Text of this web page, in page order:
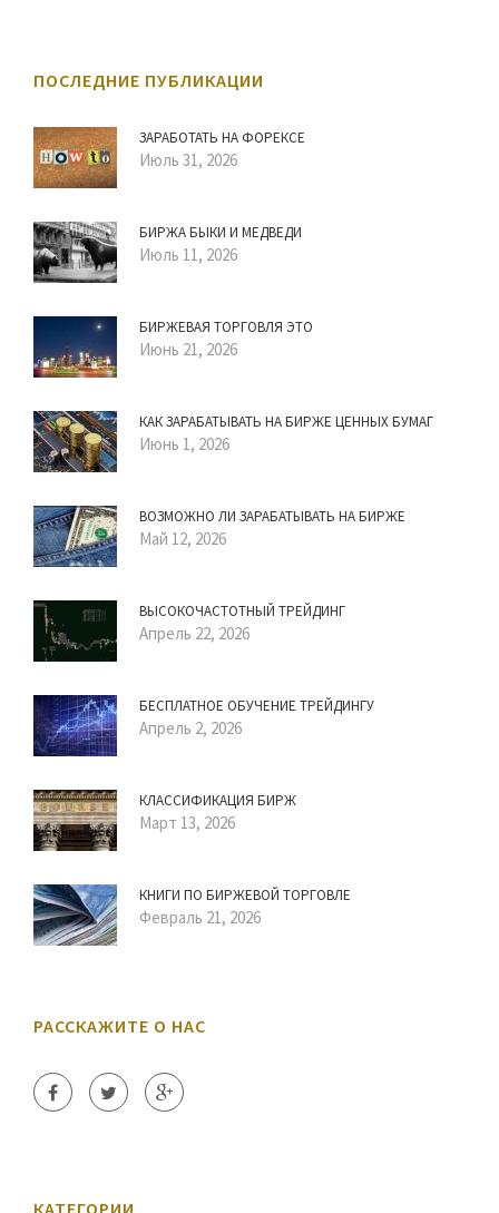
ПОСЛЕДНИЕ ПУБЛИКАЦИИ
ЗАРАБОТАТЬ НА ФОРЕКСЕ
Июль 31, 2026
БИРЖА БЫКИ И МЕДВЕДИ
Июль 11, 2026
БИРЖЕВАЯ ТОРГОВЛЯ ЭТО
Июнь 21, 2026
КАК ЗАРАБАТЫВАТЬ НА БИРЖЕ ЦЕННЫХ БУМАГ
Июнь 1, 2026
ВОЗМОЖНО ЛИ ЗАРАБАТЫВАТЬ НА БИРЖЕ
Май 12, 2026
ВЫСОКОЧАСТОТНЫЙ ТРЕЙДИНГ
Апрель 22, 2026
БЕСПЛАТНОЕ ОБУЧЕНИЕ ТРЕЙДИНГУ
Апрель 2, 2026
КЛАССИФИКАЦИЯ БИРЖ
Март 13, 2026
КНИГИ ПО БИРЖЕВОЙ ТОРГОВЛЕ
Февраль 21, 2026
РАССКАЖИТЕ О НАС